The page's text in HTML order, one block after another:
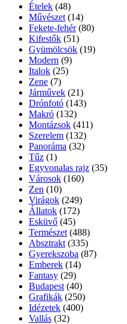
Ételek (48)
Művészet (14)
Fekete-fehér (80)
Kifestők (51)
Gyümölcsök (19)
Modern (9)
Italok (25)
Zene (7)
Járművek (21)
Drónfotó (143)
Makró (132)
Montázsok (411)
Szerelem (132)
Panoráma (32)
Tűz (1)
Egyvonalas rajz (35)
Városok (160)
Zen (10)
Virágok (249)
Állatok (172)
Esküvő (45)
Természet (488)
Absztrakt (335)
Gyerekszoba (87)
Emberek (14)
Fantasy (29)
Budapest (40)
Grafikák (250)
Idézetek (400)
Vallás (32)